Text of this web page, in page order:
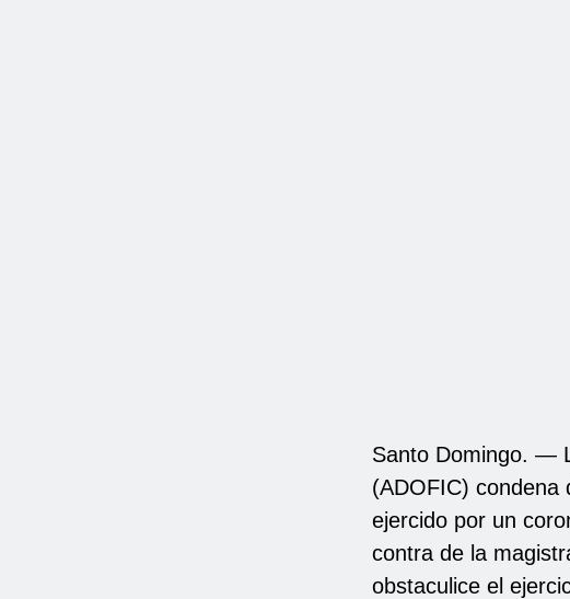
Santo Domingo. —
(ADOFIC) condena
ejercido por un
contra de la
obstaculice el